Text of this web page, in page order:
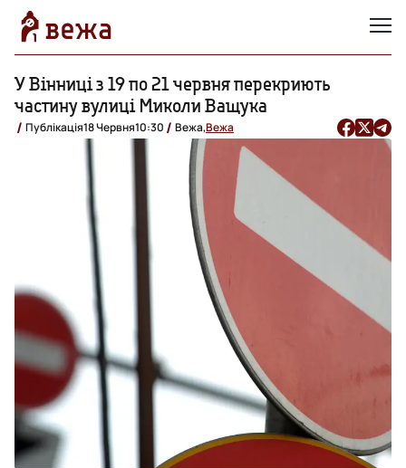
У Вінниці з 19 по 21 червня перекриють
частину вулиці Миколи Ващука
Публікація18 Червня10:30 Вежа,Вежа